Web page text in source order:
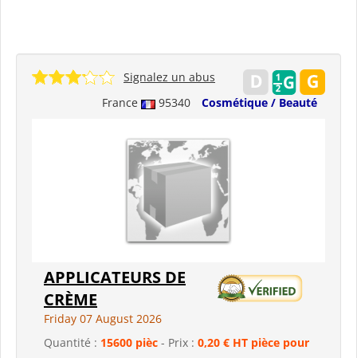
France 95340 Cosmétique / Beauté
Signalez un abus
APPLICATEURS DE
CRÈME
Friday 07 August 2026
Quantité : 15600 pièc - Prix : 0,20 € HT pièce pour